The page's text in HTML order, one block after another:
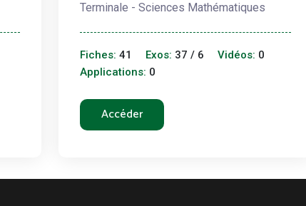
Terminale - Sciences Mathématiques
Fiches: 41 Exos: 37 / 6 Vidéos: 0
Applications: 0
Accéder